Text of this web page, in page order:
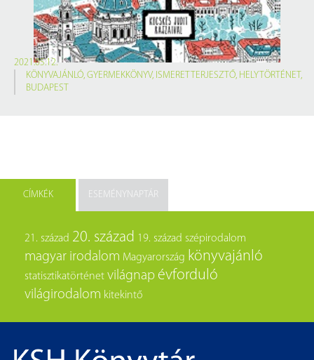
2021.05.12.
KÖNYVAJÁNLÓ, GYERMEKKÖNYV, ISMERETTERJESZTŐ, HELYTÖRTÉNET,
BUDAPEST
CÍMKÉK ESEMÉNYNAPTÁR
21. század 20. század 19. század szépirodalom
magyar irodalom Magyarország könyvajánló
statisztikatörténet világnap évforduló
világirodalom kitekintő